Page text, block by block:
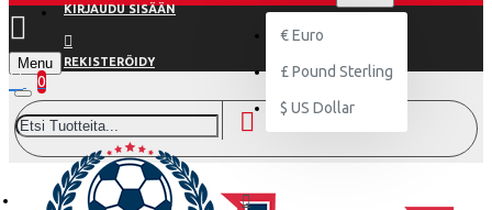
KIRJAUDU SISÄÄN
REKISTERÖIDY
€ Euro
£ Pound Sterling
$ US Dollar
Menu
0